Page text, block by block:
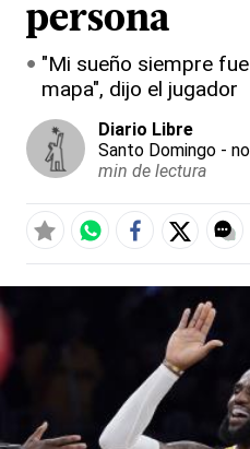
persona
"Mi sueño siempre
mapa", dijo el jugador
Diario Libre
Santo Domingo -
min de lectura